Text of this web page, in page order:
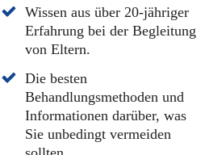
Wissen aus über 20-jähriger
Erfahrung bei der Begleitung
von Eltern.
Die besten
Behandlungsmethoden und
Informationen darüber, was
Sie unbedingt vermeiden